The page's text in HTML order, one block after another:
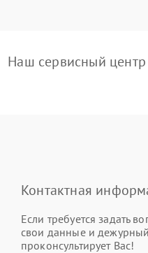
Наш сервисный
Контактная
Если требуется задать
свои данные и
проконсультирует Вас!